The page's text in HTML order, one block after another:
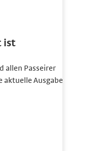
ist
allen Passeirer
aktuelle Ausgabe